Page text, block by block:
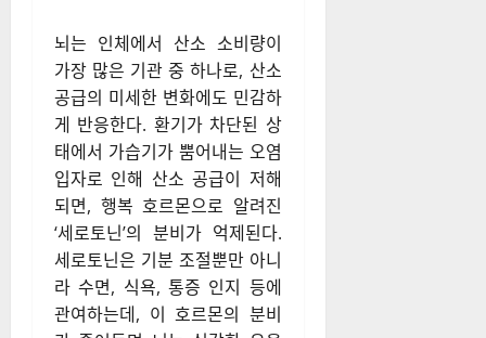
뇌는 인체에서 산소 소비량이
가장 많은 기관 중 하나로, 산소
공급의 미세한 변화에도 민감하
게 반응한다. 환기가 차단된 상
태에서 가습기가 뿜어내는 오염
입자로 인해 산소 공급이 저해
되면, 행복 호르몬으로 알려진
‘세로토닌’의 분비가 억제된다.
세로토닌은 기분 조절뿐만 아니
라 수면, 식욕, 통증 인지 등에
관여하는데, 이 호르몬의 분비